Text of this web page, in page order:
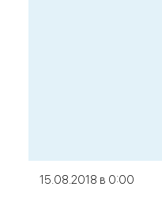
15.08.2018 в 0:00